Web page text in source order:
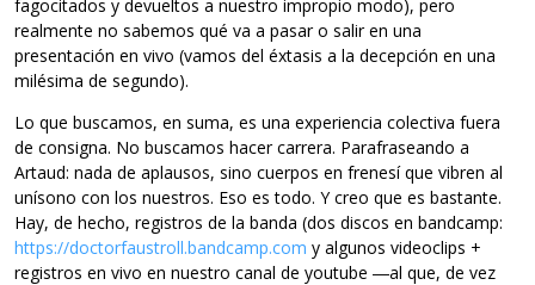
fagocitados y devueltos a nuestro impropio modo), pero
realmente no sabemos qué va a pasar o salir en una
presentación en vivo (vamos del éxtasis a la decepción en una
milésima de segundo).
Lo que buscamos, en suma, es una experiencia colectiva fuera
de consigna. No buscamos hacer carrera. Parafraseando a
Artaud: nada de aplausos, sino cuerpos en frenesí que vibren al
unísono con los nuestros. Eso es todo. Y creo que es bastante.
Hay, de hecho, registros de la banda (dos discos en bandcamp:
https://doctorfaustroll.bandcamp.com y algunos videoclips +
registros en vivo en nuestro canal de youtube ―al que, de vez